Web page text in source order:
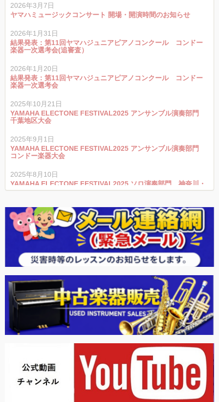
2026年3月7日
ヤマハミュージックコンサート 開場・開演時間のお知らせ
2026年1月31日
結果発表：第11回ヤマハジュニアピアノコンクール コンドー
楽器一次選考会(追審査）
2026年1月20日
結果発表：第11回ヤマハジュニアピアノコンクール コンドー
楽器一次選考会
2025年10月21日
YAMAHA ELECTONE FESTIVAL2025 アンサンブル演奏部門
千葉地区大会
2025年9月1日
YAMAHA ELECTONE FESTIVAL2025 アンサンブル演奏部門
コンドー楽器大会
2025年8月10日
YAMAHA ELECTONE FESTIVAL2025 ソロ演奏部門 神奈川・
千葉地区大会 結果
2025年8月7日
第10回ヤマハジュニアピアノコンクール グランドファイナル
C部門結果